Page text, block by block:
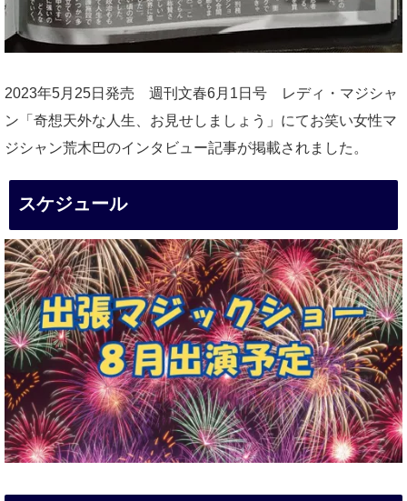
2023年5月25日発売 週刊文春6月1日号 レディ・マジシャ
ン「奇想天外な人生、お見せしましょう」にてお笑い女性マ
ジシャン荒木巴のインタビュー記事が掲載されました。
スケジュール